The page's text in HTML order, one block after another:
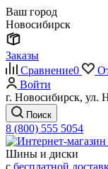
Ваш город
Новосибирск
Заказы
Сравнение0
Войти
г. Новосибирск, ул.
Поиск
8 (800) 555 5054
Шины и диски
с бесплатной